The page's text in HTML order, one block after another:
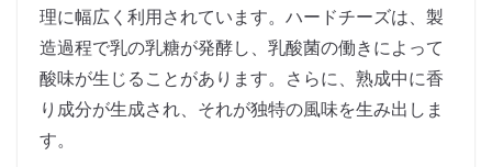
理に幅広く利用されています。ハードチーズは、製
造過程で乳の乳糖が発酵し、乳酸菌の働きによって
酸味が生じることがあります。さらに、熟成中に香
り成分が生成され、それが独特の風味を生み出しま
す。